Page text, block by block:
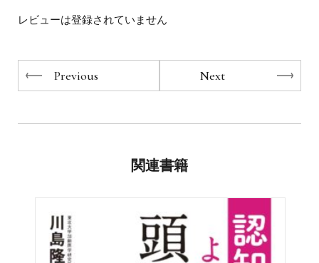
「たんぱくリッチ食」という食事法の指導を行ったとこ
さらにさらに！
など、病気や不妊まで改善させてしまいました。
妊娠しても血糖値に問題が出たり、
深刻な産後うつになったりしています。
めて妊婦、胎児、新生児にケトン体が高値で現れることを
食による妊娠糖尿病の改善率約９割という実績を発表。全
国の妊娠糖尿病患者の駆け込み寺となっている。『ケトン
体が人類を救う』（光文社新書）、『最強の油・MCTオイ
もの中毒』（朝日新書）など著者多数。
レビューは登録されていません
Previous Next
関連書籍